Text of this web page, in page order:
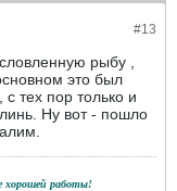
#13
рыбу ,
это был
, с тех пор только и
Ну вот - пошло
хорошей работы!